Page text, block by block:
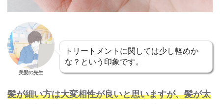
美髪の先生
トリートメントに関しては少し軽めか
な？という印象です。
髪が細い方は大変相性が良いと思いますが、髪が太